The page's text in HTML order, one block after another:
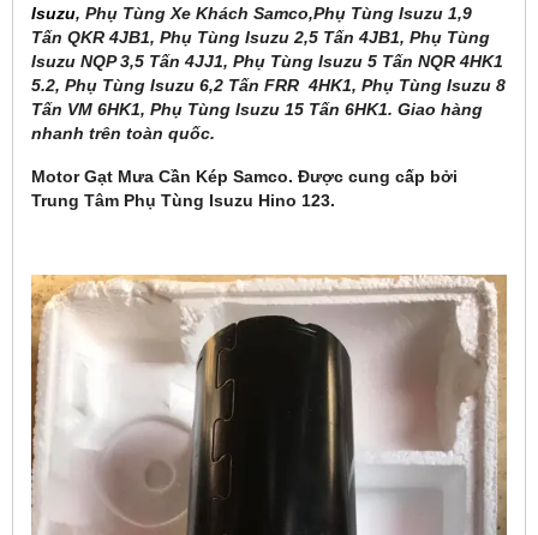
Isuzu, Phụ Tùng Xe Khách Samco,Phụ Tùng Isuzu 1,9
Tấn QKR 4JB1, Phụ Tùng Isuzu 2,5 Tấn 4JB1, Phụ Tùng
Isuzu NQP 3,5 Tấn 4JJ1, Phụ Tùng Isuzu 5 Tấn NQR 4HK1
5.2, Phụ Tùng Isuzu 6,2 Tấn FRR 4HK1, Phụ Tùng Isuzu 8
Tấn VM 6HK1, Phụ Tùng Isuzu 15 Tấn 6HK1. Giao hàng
nhanh trên toàn quốc.
Motor Gạt Mưa Cần Kép Samco. Được cung cấp bởi
Trung Tâm Phụ Tùng Isuzu Hino 123.